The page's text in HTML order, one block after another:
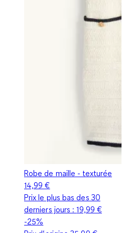
Robe de maille - texturée
14,99 €
Prix le plus bas des 30
derniers jours :19,99 €
-25%